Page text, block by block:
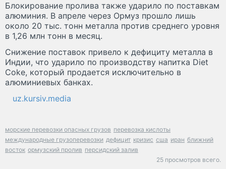
Блокирование пролива также ударило по поставкам
алюминия. В апреле через Ормуз прошло лишь
около 20 тыс. тонн металла против среднего уровня
в 1,26 млн тонн в месяц.
Снижение поставок привело к дефициту металла в
Индии, что ударило по производству напитка Diet
Coke, который продается исключительно в
алюминиевых банках.
uz.kursiv.media
морские перевозки опасных грузов перевозка кислоты
международные грузоперевозки дефицит кризис сша иран ближний
восток ормузский пролив персидский залив
25 просмотров всего.